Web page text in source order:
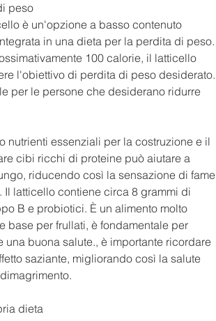
peso
è un'opzione a basso contenuto
in una dieta per la perdita di peso.
100 calorie, il latticello
l'obiettivo di perdita di peso desiderato.
per le persone che desiderano ridurre
nutrienti essenziali per la costruzione e il
cibi ricchi di proteine può aiutare a
riducendo così la sensazione di fame
latticello contiene circa 8 grammi di
B e probiotici. È un alimento molto
base per frullati, è fondamentale per
una buona salute., è importante ricordare
saziante, migliorando così la salute
dieta